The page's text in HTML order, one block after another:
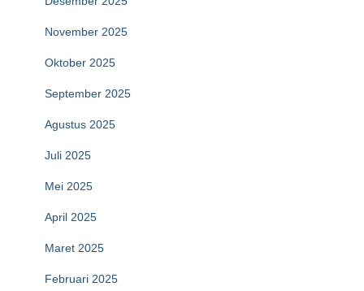
November 2025
Oktober 2025
September 2025
Agustus 2025
Juli 2025
Mei 2025
April 2025
Maret 2025
Februari 2025